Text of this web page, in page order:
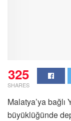
325
SHARES
Malatya’ya
büyüklüğünde